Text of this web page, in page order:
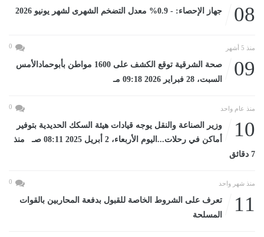
08 جهاز الإحصاء: - 0.9% معدل التضخم الشهرى لشهر يونيو 2026
منذ 5 أشهر 0
09
صحة الشرقية توقع الكشف على 1600 مواطن بأبوحمادالأمس
السبت، 28 فبراير 2026 09:18 مـ
منذ عام واحد 0
10
وزير الصناعة والنقل يوجه قيادات هيئة السكك الحديدية بتوفير
أماكن في رحلات...اليوم الأربعاء، 2 أبريل 2025 08:11 صـ منذ
7 دقائق
منذ شهر واحد 0
11
تعرف على الشروط الخاصة للقبول بدفعة المحاربين بالقوات
المسلحة